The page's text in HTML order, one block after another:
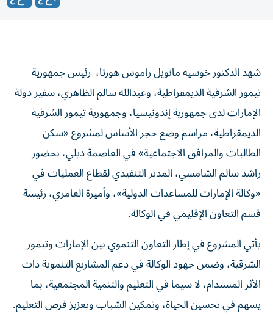
شهد الدكتور خوسيه مانويل راموس هورتا، رئيس جمهورية
تيمور الشرقية الديمقراطية، وعبدالله سالم الظاهري، سفير دولة
الإمارات لدى جمهورية إندونيسيا، وجمهورية تيمور الشرقية
الديمقراطية، مراسم وضع حجر الأساس لمشروع «سكن
الطالبات والمرافق الاجتماعية» في العاصمة ديلي، بحضور
راشد سالم الشامسي، المدير التنفيذي لقطاع العمليات في
«وكالة الإمارات للمساعدات الدولية»، وأميرة العامري، رئيسة
قسم التعاون الإقليمي في الوكالة.
يأتي المشروع في إطار التعاون التنموي بين الإمارات وتيمور
الشرقية، وضمن جهود الوكالة في دعم المشاريع التنموية ذات
الأثر المستدام، لا سيما في التعليم والتنمية المجتمعية، بما
يسهم في تحسين الحياة، وتمكين الشباب وتعزيز فرص التعليم.